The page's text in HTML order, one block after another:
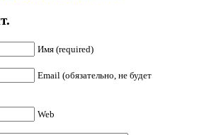
Имя (required)
Email (обязательно, не будет
Web